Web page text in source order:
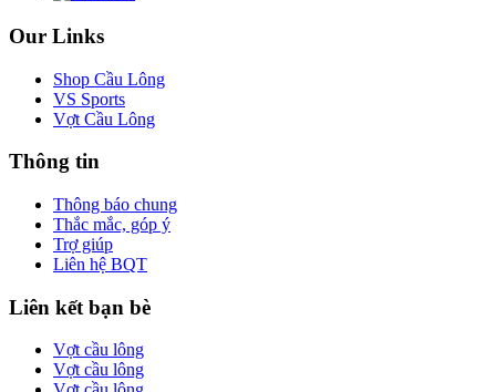
Our Links
Shop Cầu Lông
VS Sports
Vợt Cầu Lông
Thông tin
Thông báo chung
Thắc mắc, góp ý
Trợ giúp
Liên hệ BQT
Liên kết bạn bè
Vợt cầu lông
Vợt cầu lông